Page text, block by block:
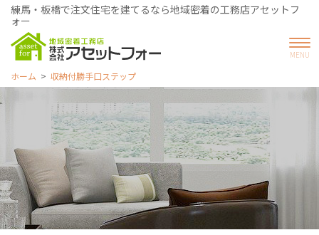
練馬・板橋で注文住宅を建てるなら地域密着の工務店アセットフ
ォー
ホーム 収納付勝手口ステップ